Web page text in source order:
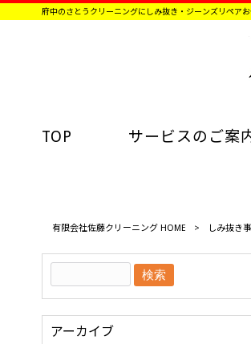
府中のさとうクリーニングにしみ抜き・ジーンズリペアお
TOP サービスのご案
有限会社佐藤クリーニング HOME > しみ抜き
アーカイブ